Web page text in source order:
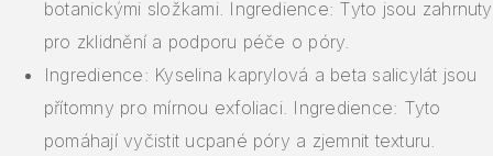
botanickými složkami. Ingredience: Tyto jsou zahrnuty
pro zklidnění a podporu péče o póry.
Ingredience: Kyselina kaprylová a beta salicylát jsou
přítomny pro mírnou exfoliaci. Ingredience: Tyto
pomáhají vyčistit ucpané póry a zjemnit texturu.